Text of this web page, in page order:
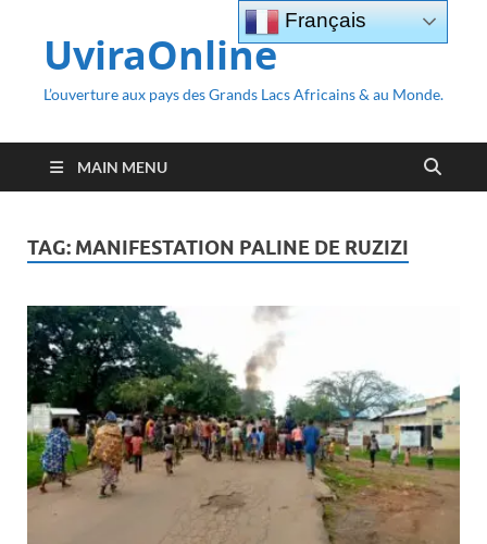
UviraOnline
L’ouverture aux pays des Grands Lacs Africains & au Monde.
MAIN MENU
TAG: MANIFESTATION PALINE DE RUZIZI
Français